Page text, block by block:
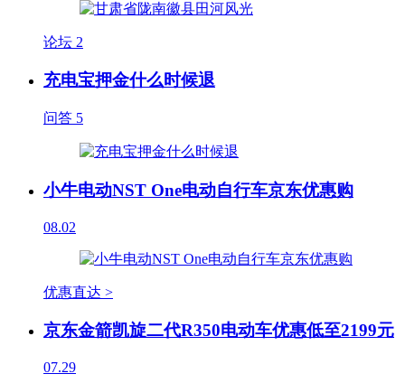
论坛 2
充电宝押金什么时候退
问答 5
小牛电动NST One电动自行车京东优惠购
08.02
优惠直达 >
京东金箭凯旋二代R350电动车优惠低至2199元
07.29